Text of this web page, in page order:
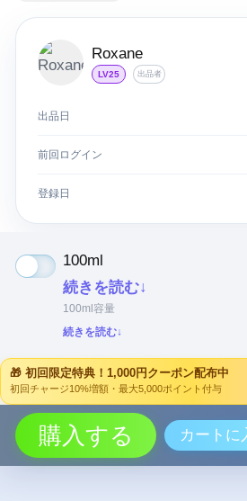
さぁ…私の濃厚な愛液で、チンポをヌ
ね。
もっと欲しくなったら、また私に言
あなたのためにドロドロに濡れて待っ
Roxane
LV25 出品者
出品日
前回ログイン
登録日
100ml
続きを読む↓
100ml容量
続きを読む↓
🎁 初回限定特典！1,000円クーポン配布中
初回チャージ10%増額・最大5,000ポイント付与
購入する カートに